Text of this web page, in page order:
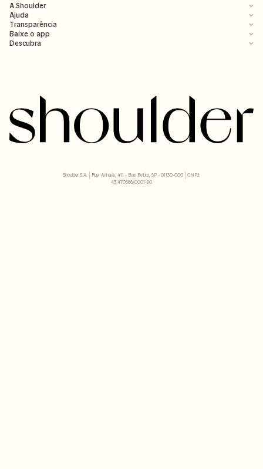
A Shoulder
Ajuda
Transparência
Baixe o app
Descubra
Shoulder S.A. | Rua Anhaia, 411 - Bom Retiro, SP - 01130-000 | CNPJ:
43.470566/0001-90